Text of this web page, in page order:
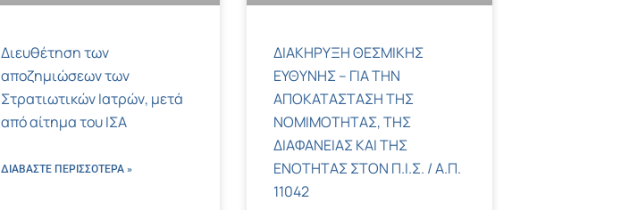
Διευθέτηση των
αποζημιώσεων των
Στρατιωτικών Ιατρών, μετά
από αίτημα του ΙΣΑ
ΔΙΑΒΑΣΤΕ ΠΕΡΙΣΣΌΤΕΡΑ »
ΔΙΑΚΗΡΥΞΗ ΘΕΣΜΙΚΗΣ
ΕΥΘΥΝΗΣ – ΓΙΑ ΤΗΝ
ΑΠΟΚΑΤΑΣΤΑΣΗ ΤΗΣ
ΝΟΜΙΜΟΤΗΤΑΣ, ΤΗΣ
ΔΙΑΦΑΝΕΙΑΣ ΚΑΙ ΤΗΣ
ΕΝΟΤΗΤΑΣ ΣΤΟΝ Π.Ι.Σ. / Α.Π.
11042